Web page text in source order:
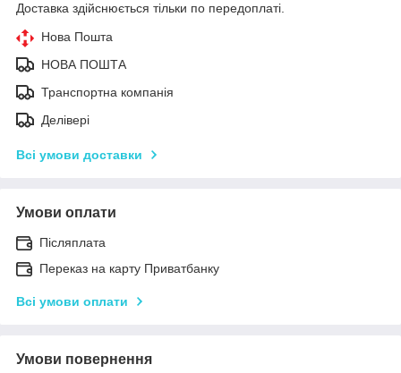
Доставка здійснюється тільки по передоплаті.
Нова Пошта
НОВА ПОШТА
Транспортна компанія
Делівері
Всі умови доставки
Умови оплати
Післяплата
Переказ на карту Приватбанку
Всі умови оплати
Умови повернення